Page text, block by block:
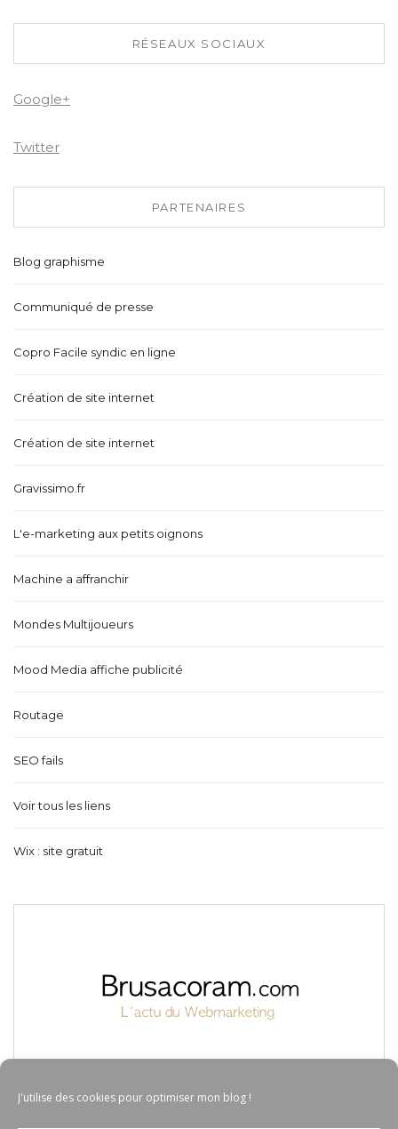
J'utilise des cookies pour optimiser mon blog !
RÉSEAUX SOCIAUX
Google+
Twitter
PARTENAIRES
Blog graphisme
Communiqué de presse
Copro Facile syndic en ligne
Création de site internet
Création de site internet
Gravissimo.fr
L'e-marketing aux petits oignons
Machine a affranchir
Mondes Multijoueurs
Mood Media affiche publicité
Routage
SEO fails
Voir tous les liens
Wix : site gratuit